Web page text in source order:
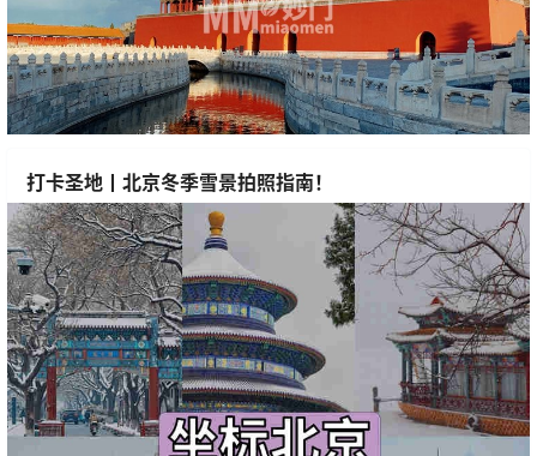
打卡圣地丨北京冬季雪景拍照指南！